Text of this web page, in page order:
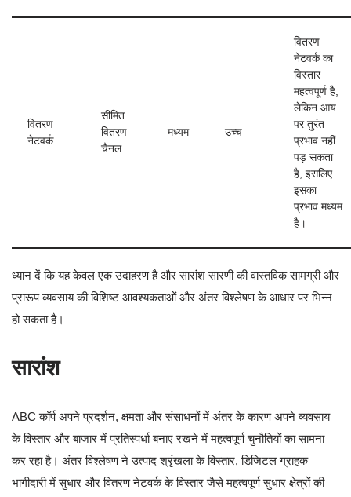
वितरण
नेटवर्क
सीमित
वितरण
चैनल
मध्यम उच्च
वितरण
नेटवर्क का
विस्तार
महत्वपूर्ण है,
लेकिन आय
पर तुरंत
प्रभाव नहीं
पड़ सकता
है, इसलिए
इसका
प्रभाव मध्यम
है।
ध्यान दें कि यह केवल एक उदाहरण है और सारांश सारणी की वास्तविक सामग्री और
प्रारूप व्यवसाय की विशिष्ट आवश्यकताओं और अंतर विश्लेषण के आधार पर भिन्न
हो सकता है।
सारांश
ABC कॉर्प अपने प्रदर्शन, क्षमता और संसाधनों में अंतर के कारण अपने व्यवसाय
के विस्तार और बाजार में प्रतिस्पर्धा बनाए रखने में महत्वपूर्ण चुनौतियों का सामना
कर रहा है। अंतर विश्लेषण ने उत्पाद श्रृंखला के विस्तार, डिजिटल ग्राहक
भागीदारी में सुधार और वितरण नेटवर्क के विस्तार जैसे महत्वपूर्ण सुधार क्षेत्रों की